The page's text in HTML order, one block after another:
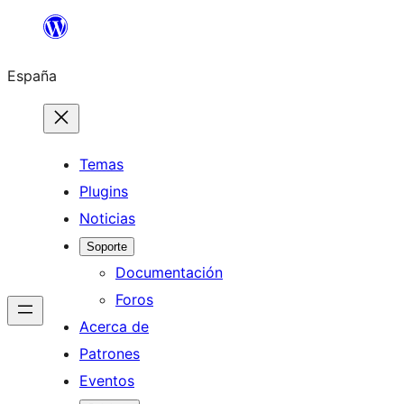
Saltar
contenido
España
Temas
Plugins
Noticias
Soporte
Documentación
Foros
Acerca de
Patrones
Eventos